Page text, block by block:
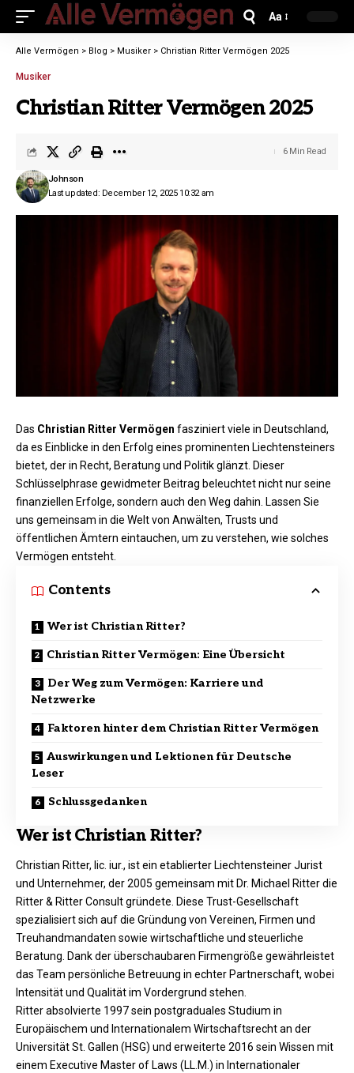
Aa
Alle Vermögen > Blog > Musiker > Christian Ritter Vermögen 2025
Musiker
Christian Ritter Vermögen 2025
Last updated: December 12, 2025 10:32 am
Johnson
6 Min Read
Das Christian Ritter Vermögen fasziniert viele in Deutschland,
da es Einblicke in den Erfolg eines prominenten Liechtensteiners
bietet, der in Recht, Beratung und Politik glänzt. Dieser
Schlüsselphrase gewidmeter Beitrag beleuchtet nicht nur seine
finanziellen Erfolge, sondern auch den Weg dahin. Lassen Sie
uns gemeinsam in die Welt von Anwälten, Trusts und
öffentlichen Ämtern eintauchen, um zu verstehen, wie solches
Vermögen entsteht.
Contents
Wer ist Christian Ritter?
Christian Ritter Vermögen: Eine Übersicht
Der Weg zum Vermögen: Karriere und
Netzwerke
Faktoren hinter dem Christian Ritter Vermögen
Auswirkungen und Lektionen für Deutsche
Leser
Schlussgedanken
Wer ist Christian Ritter?
Christian Ritter, lic. iur., ist ein etablierter Liechtensteiner Jurist
und Unternehmer, der 2005 gemeinsam mit Dr. Michael Ritter die
Ritter & Ritter Consult gründete. Diese Trust-Gesellschaft
spezialisiert sich auf die Gründung von Vereinen, Firmen und
Treuhandmandaten sowie wirtschaftliche und steuerliche
Beratung. Dank der überschaubaren Firmengröße gewährleistet
das Team persönliche Betreuung in echter Partnerschaft, wobei
Intensität und Qualität im Vordergrund stehen.
Ritter absolvierte 1997 sein postgraduales Studium in
Europäischem und Internationalem Wirtschaftsrecht an der
Universität St. Gallen (HSG) und erweiterte 2016 sein Wissen mit
einem Executive Master of Laws (LL.M.) in Internationaler